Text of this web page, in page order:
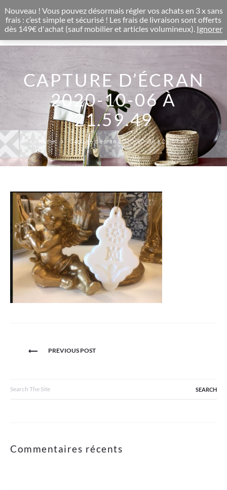
0
CAPTURE D’ÉCRAN
2020-10-06 À
21.59.49
Home Capture d’écran 2020-10-06 à 21.59.49
NavigationPREVIOUS POST
for:
Commentaires récents
Nouveau ! Vous pouvez désormais régler vos achats en 3 x sans
frais : c’est simple et sécurisé ! Les frais de livraison sont offerts
dès 149€ d'achat (sauf mobilier et articles volumineux). Ignorer